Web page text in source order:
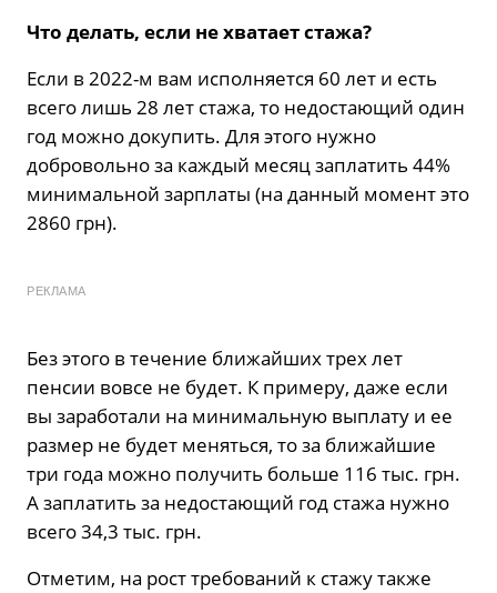
Что делать, если не хватает стажа?
Если в 2022-м вам исполняется 60 лет и есть
всего лишь 28 лет стажа, то недостающий один
год можно докупить. Для этого нужно
добровольно за каждый месяц заплатить 44%
минимальной зарплаты (на данный момент это
2860 грн).
РЕКЛАМА
Без этого в течение ближайших трех лет
пенсии вовсе не будет. К примеру, даже если
вы заработали на минимальную выплату и ее
размер не будет меняться, то за ближайшие
три года можно получить больше 116 тыс. грн.
А заплатить за недостающий год стажа нужно
всего 34,3 тыс. грн.
Отметим, на рост требований к стажу также